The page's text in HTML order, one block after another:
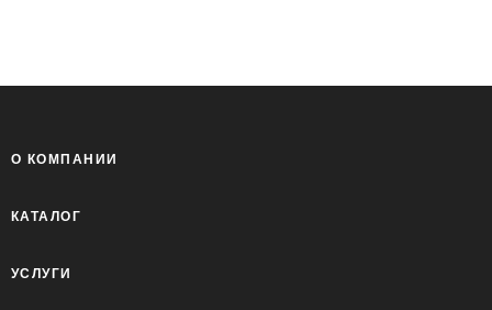
О КОМПАНИИ
КАТАЛОГ
УСЛУГИ